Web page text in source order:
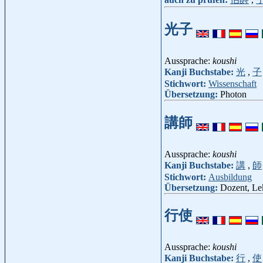
光子
Aussprache: koushi
Kanji Buchstabe: 光 , 子
Stichwort: Wissenschaft
Übersetzung: Photon
講師
Aussprache: koushi
Kanji Buchstabe: 講 , 師
Stichwort: Ausbildung
Übersetzung: Dozent,
行使
Aussprache: koushi
Kanji Buchstabe: 行 , 使